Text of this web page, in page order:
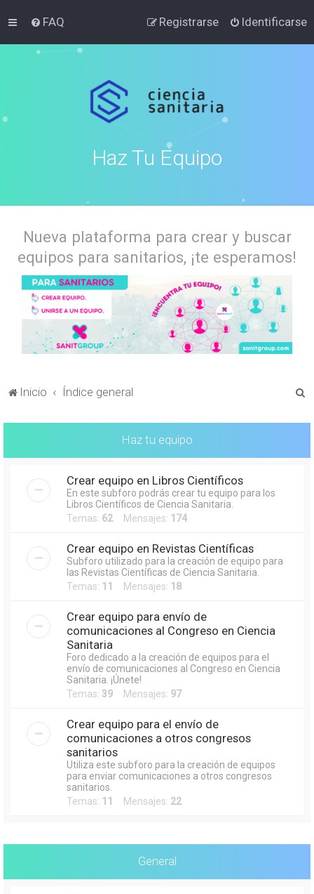
FAQ Identificarse
Registrarse
Haz Tu Equipo
Nueva plataforma para crear y buscar
equipos para sanitarios, ¡te esperamos!
Inicio Índice general
Haz tu equipo
Crear equipo en Libros Científicos
En este subforo podrás crear tu equipo para los
Libros Científicos de Ciencia Sanitaria.
Temas: 62Mensajes: 174
Crear equipo en Revistas Científicas
Subforo utilizado para la creación de equipo para
las Revistas Científicas de Ciencia Sanitaria.
Temas: 11 Mensajes: 18
Crear equipo para envío de
comunicaciones al Congreso en Ciencia
Sanitaria
Foro dedicado a la creación de equipos para el
envío de comunicaciones al Congreso en Ciencia
Sanitaria. ¡Únete!
Temas: 39 Mensajes: 97
Crear equipo para el envío de
comunicaciones a otros congresos
sanitarios
Utiliza este subforo para la creación de equipos
para enviar comunicaciones a otros congresos
sanitarios.
Temas: 11 Mensajes: 22
General